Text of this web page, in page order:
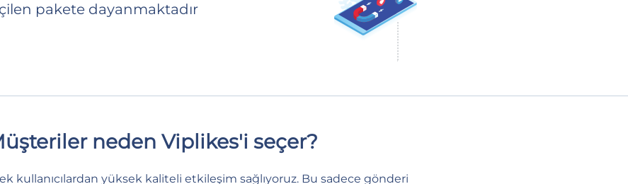
pakete dayanmaktadır
neden Viplikes'i seçer?
kullanıcılardan yüksek kaliteli etkileşim sağlıyoruz. Bu sadece gönderi